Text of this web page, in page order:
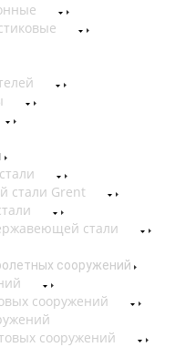
стали Grent
стали
сооружений
сооружений
сооружений